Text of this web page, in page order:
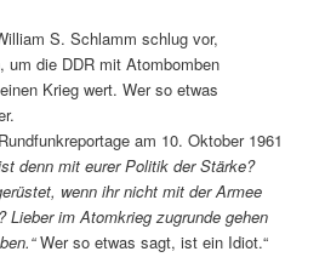
S. Schlamm schlug vor,
um die DDR mit Atombomben
Krieg wert. Wer so etwas
am 10. Oktober 1961
denn mit eurer Politik der Stärke?
wenn ihr nicht mit der Armee
Lieber im Atomkrieg zugrunde gehen
Wer so etwas sagt, ist ein Idiot.“